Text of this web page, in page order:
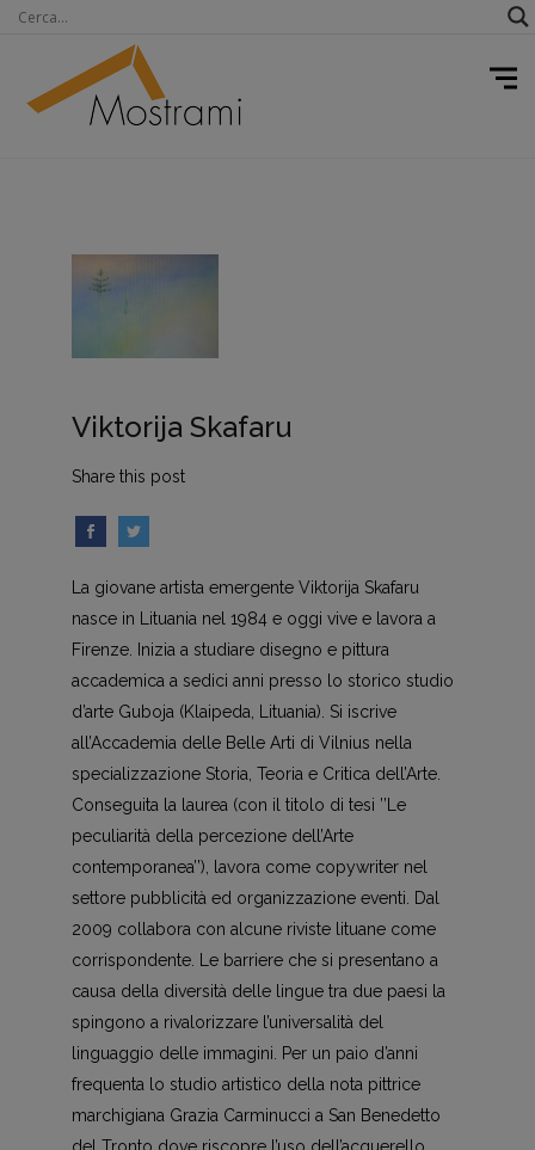
Viktorija Skafaru
Share this post
La giovane artista emergente Viktorija Skafaru
nasce in Lituania nel 1984 e oggi vive e lavora a
Firenze. Inizia a studiare disegno e pittura
accademica a sedici anni presso lo storico studio
d’arte Guboja (Klaipeda, Lituania). Si iscrive
all’Accademia delle Belle Arti di Vilnius nella
specializzazione Storia, Teoria e Critica dell’Arte.
Conseguita la laurea (con il titolo di tesi ’’Le
peculiarità della percezione dell’Arte
contemporanea’’), lavora come copywriter nel
settore pubblicità ed organizzazione eventi. Dal
2009 collabora con alcune riviste lituane come
corrispondente. Le barriere che si presentano a
causa della diversità delle lingue tra due paesi la
spingono a rivalorizzare l’universalità del
linguaggio delle immagini. Per un paio d’anni
frequenta lo studio artistico della nota pittrice
marchigiana Grazia Carminucci a San Benedetto